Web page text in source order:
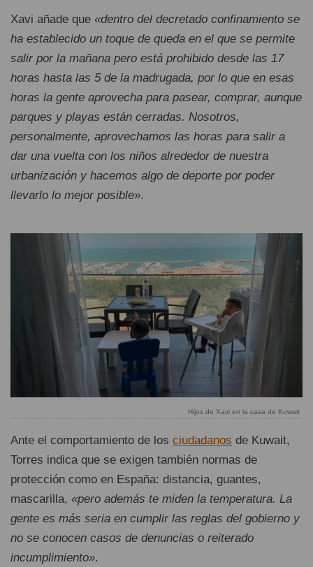
Xavi añade que «dentro del decretado confinamiento se
ha establecido un toque de queda en el que se permite
salir por la mañana pero está prohibido desde las 17
horas hasta las 5 de la madrugada, por lo que en esas
horas la gente aprovecha para pasear, comprar, aunque
parques y playas están cerradas. Nosotros,
personalmente, aprovechamos las horas para salir a
dar una vuelta con los niños alrededor de nuestra
urbanización y hacemos algo de deporte por poder
llevarlo lo mejor posible».
Hijos de Xavi en la casa de Kuwait
Ante el comportamiento de los ciudadanos de Kuwait,
Torres indica que se exigen también normas de
protección como en España: distancia, guantes,
mascarilla, «pero además te miden la temperatura. La
gente es más seria en cumplir las reglas del gobierno y
no se conocen casos de denuncias o reiterado
incumplimiento».